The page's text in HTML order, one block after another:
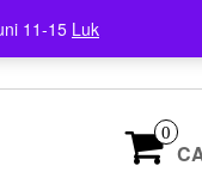
11-15 Luk
0